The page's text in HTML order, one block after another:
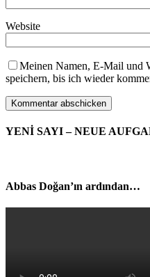
Website
Meinen Namen, E-Mail und
speichern, bis ich wieder
YENİ SAYI – NEUE
Abbas Doğan’ın ardından…